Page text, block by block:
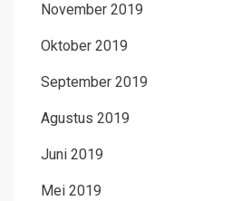
November 2019
Oktober 2019
September 2019
Agustus 2019
Juni 2019
Mei 2019